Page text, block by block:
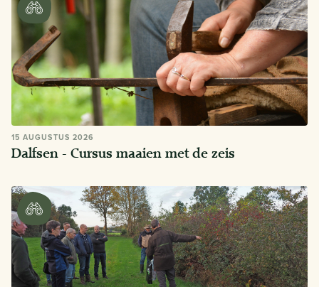
15 AUGUSTUS 2026
Dalfsen - Cursus maaien met de zeis